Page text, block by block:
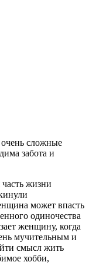
жизни
может впасть
одиночества
женщину, когда
мучительным и
смысл жить
хобби,